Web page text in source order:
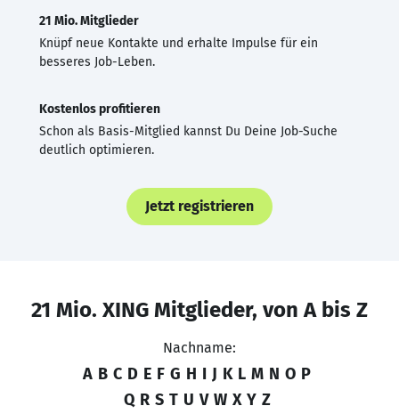
21 Mio. Mitglieder
Knüpf neue Kontakte und erhalte Impulse für ein
besseres Job-Leben.
Kostenlos profitieren
Schon als Basis-Mitglied kannst Du Deine Job-Suche
deutlich optimieren.
Jetzt registrieren
21 Mio. XING Mitglieder, von A bis Z
Nachname:
A B C D E F G H I J K L M N O P
Q R S T U V W X Y Z